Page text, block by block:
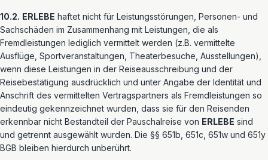
10.2. ERLEBE haftet nicht für Leistungsstörungen, Personen- und
Sachschäden im Zusammenhang mit Leistungen, die als
Fremdleistungen lediglich vermittelt werden (z.B. vermittelte
Ausflüge, Sportveranstaltungen, Theaterbesuche, Ausstellungen),
wenn diese Leistungen in der Reiseausschreibung und der
Reisebestätigung ausdrücklich und unter Angabe der Identität und
Anschrift des vermittelten Vertragspartners als Fremdleistungen so
eindeutig gekennzeichnet wurden, dass sie für den Reisenden
erkennbar nicht Bestandteil der Pauschalreise von ERLEBE sind
und getrennt ausgewählt wurden. Die §§ 651b, 651c, 651w und 651y
BGB bleiben hierdurch unberührt.